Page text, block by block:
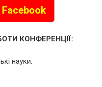
КОНФЕРЕНЦІЇ:
науки.